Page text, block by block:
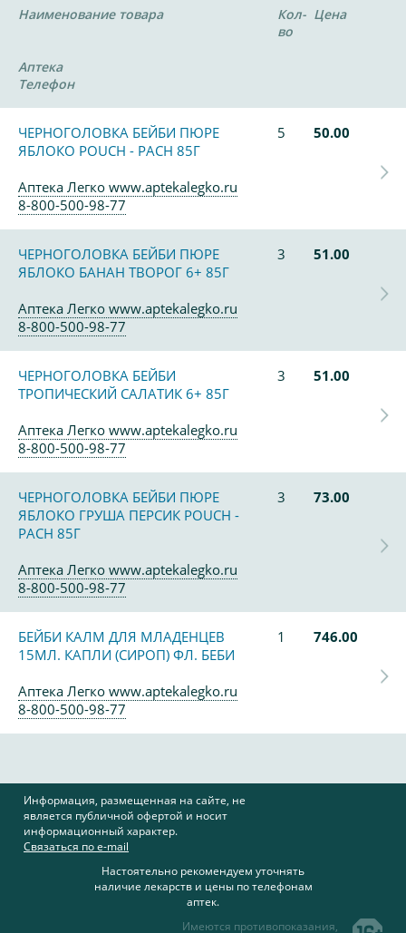
Наименование товара
Кол-
во
Цена
Аптека
Телефон
ЧЕРНОГОЛОВКА БЕЙБИ ПЮРЕ
ЯБЛОКО POUCH - PACH 85Г
5 50.00
Аптека Легко www.aptekalegko.ru
8-800-500-98-77
ЧЕРНОГОЛОВКА БЕЙБИ ПЮРЕ
ЯБЛОКО БАНАН ТВОРОГ 6+ 85Г
3 51.00
Аптека Легко www.aptekalegko.ru
8-800-500-98-77
ЧЕРНОГОЛОВКА БЕЙБИ
ТРОПИЧЕСКИЙ САЛАТИК 6+ 85Г
3 51.00
Аптека Легко www.aptekalegko.ru
8-800-500-98-77
ЧЕРНОГОЛОВКА БЕЙБИ ПЮРЕ
ЯБЛОКО ГРУША ПЕРСИК POUCH -
PACH 85Г
3 73.00
Аптека Легко www.aptekalegko.ru
8-800-500-98-77
БЕЙБИ КАЛМ ДЛЯ МЛАДЕНЦЕВ
15МЛ. КАПЛИ (СИРОП) ФЛ. БЕБИ
1 746.00
Аптека Легко www.aptekalegko.ru
8-800-500-98-77
Информация, размещенная на сайте, не
является публичной офертой и носит
информационный характер.
Связаться по e-mail
Настоятельно рекомендуем уточнять
наличие лекарств и цены по телефонам
аптек.
Имеются противопоказания,